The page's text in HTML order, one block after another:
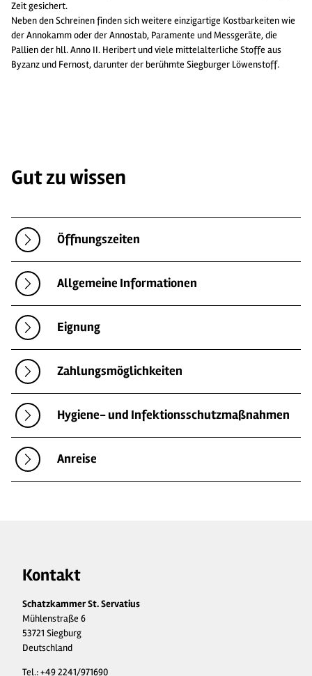
Zeit gesichert.
Neben den Schreinen finden sich weitere einzigartige Kostbarkeiten wie
der Annokamm oder der Annostab, Paramente und Messgeräte, die
Pallien der hll. Anno II. Heribert und viele mittelalterliche Stoffe aus
Byzanz und Fernost, darunter der berühmte Siegburger Löwenstoff.
Gut zu wissen
Öffnungszeiten
Allgemeine Informationen
Eignung
Zahlungsmöglichkeiten
Hygiene- und Infektionsschutzmaßnahmen
Anreise
Kontakt
Schatzkammer St. Servatius
Mühlenstraße 6
53721 Siegburg
Deutschland
Tel.:+49 2241/971690